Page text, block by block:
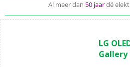
van
de
LG
Gallery